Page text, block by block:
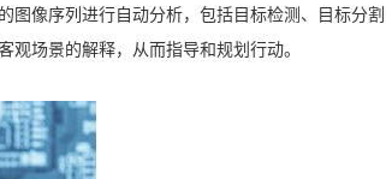
图像序列进行自动分析，包括目标检测、目标分割
观场景的解释，从而指导和规划行动。